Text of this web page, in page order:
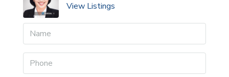
View Listings